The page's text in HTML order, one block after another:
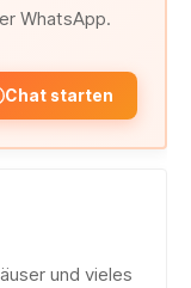
WhatsApp.
Chat starten
und vieles